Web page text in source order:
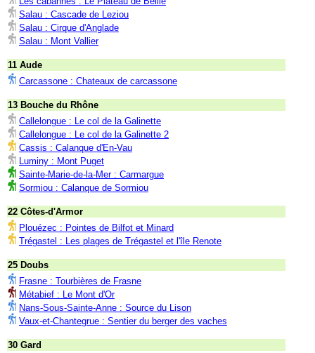
Salau : Cascade de Leziou
Salau : Cirque d'Anglade
Salau : Mont Vallier
11 Aude
Carcassone : Chateaux de carcassone
13 Bouche du Rhône
Callelongue : Le col de la Galinette
Callelongue : Le col de la Galinette 2
Cassis : Calanque d'En-Vau
Luminy : Mont Puget
Sainte-Marie-de-la-Mer : Carmargue
Sormiou : Calanque de Sormiou
22 Côtes-d'Armor
Plouézec : Pointes de Bilfot et Minard
Trégastel : Les plages de Trégastel et l'île Renote
25 Doubs
Frasne : Tourbières de Frasne
Métabief : Le Mont d'Or
Nans-Sous-Sainte-Anne : Source du Lison
Vaux-et-Chantegrue : Sentier du berger des vaches
30 Gard